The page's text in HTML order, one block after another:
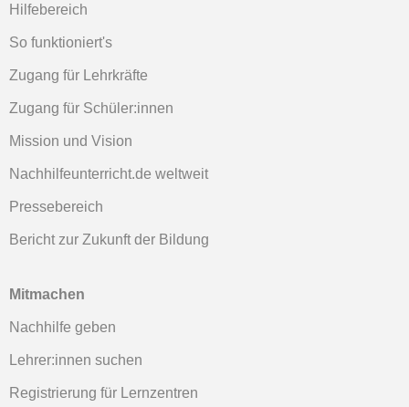
Hilfebereich
So funktioniert's
Zugang für Lehrkräfte
Zugang für Schüler:innen
Mission und Vision
Nachhilfeunterricht.de weltweit
Pressebereich
Bericht zur Zukunft der Bildung
Mitmachen
Nachhilfe geben
Lehrer:innen suchen
Registrierung für Lernzentren